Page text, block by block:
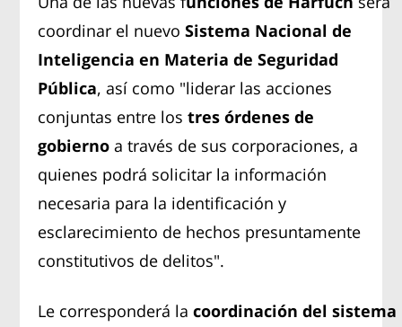
coordinar el nuevoSistema Nacional de
Inteligencia en Materia de Seguridad
Pública, así como "liderar las acciones
conjuntas entre lostres órdenes de
gobiernoa través de sus corporaciones, a
quienes podrá solicitar la información
necesaria para la identificación y
esclarecimiento de hechos presuntamente
constitutivos de delitos".
Le corresponderá lacoordinación del sistema